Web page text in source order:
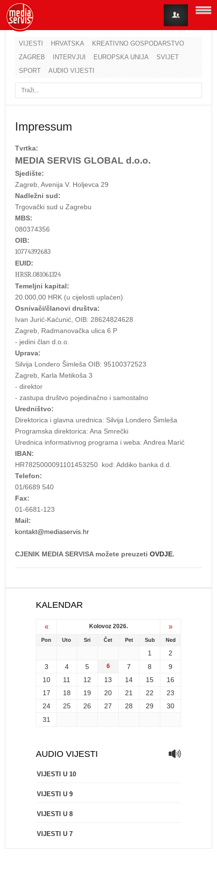
VIJESTI HRVATSKA
KREATIVNO GOSPODARSTVO
ZAGREB
INTERVJUI EUROPSKA UNIJA
SVIJET
SPORT
AUDIO VIJESTI
Impressum
Tvrtka:
MEDIA SERVIS GLOBAL d.o.o.
Sjedište:
Zagreb, Avenija V. Holjevca 29
Nadležni sud:
Trgovački sud u Zagrebu
MBS:
080374356
OIB:
10774392683
EUID:
HRSR.081061324
Temeljni kapital:
20.000,00 HRK (u cijelosti uplaćen)
Osnivači/članovi društva:
Ivan Jurić-Kaćunić, OIB: 28624824628
Zagreb, Radmanovačka ulica 6 P
- jedini član d.o.o.
Uprava:
Silvija Londero Šimleša OIB: 95100372523
Zagreb, Karla Metikoša 3
- direktor
- zastupa društvo pojedinačno i samostalno
Uredništvo:
Direktorica i glavna urednica: Silvija Londero Šimleša
Programska direktorica: Ana Smrečki
Urednica informativnog programa i weba: Andrea Marić
IBAN:
HR7825000091101453250 kod: Addiko banka d.d.
Telefon:
01/6689 540
Fax:
01-6681-123
Mail:
kontakt@mediaservis.hr
CJENIK MEDIA SERVISA možete preuzeti OVDJE.
KALENDAR
« Kolovoz 2026. »
Pon Uto Sri Čet Pet Sub Ned
1
2
3
4 5 6 7 8
9
10
11 12 13 14 15
16
17
18 19 20 21 22
23
24
25 26 27 28 29
30
31
AUDIO VIJESTI
VIJESTI U 10
VIJESTI U 9
VIJESTI U 8
VIJESTI U 7
Korisničko ime
Lozinka